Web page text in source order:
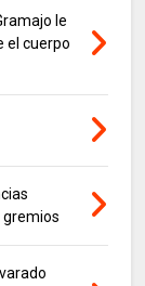
le
el cuerpo
gremios